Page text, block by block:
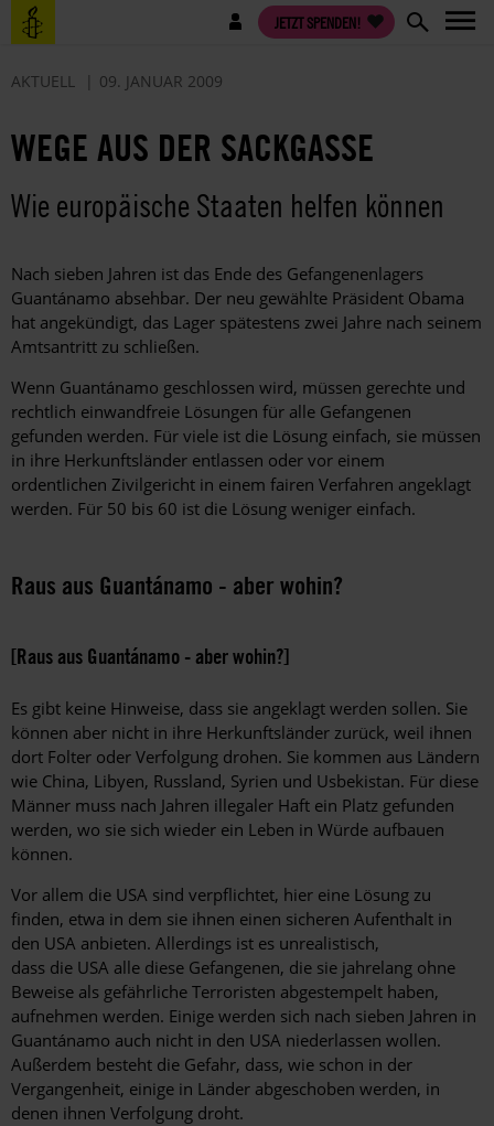
Direkt
zum
Benutzermenü JETZT SPENDEN!
AKTUELL 09. JANUAR 2009
WEGE AUS DER SACKGASSE
Wie europäische Staaten helfen können
Nach sieben Jahren ist das Ende des Gefangenenlagers
Guantánamo absehbar. Der neu gewählte Präsident Obama
hat angekündigt, das Lager spätestens zwei Jahre nach seinem
Amtsantritt zu schließen.
Wenn Guantánamo geschlossen wird, müssen gerechte und
rechtlich einwandfreie Lösungen für alle Gefangenen
gefunden werden. Für viele ist die Lösung einfach, sie müssen
in ihre Herkunftsländer entlassen oder vor einem
ordentlichen Zivilgericht in einem fairen Verfahren angeklagt
werden. Für 50 bis 60 ist die Lösung weniger einfach.
Raus aus Guantánamo - aber wohin?
[Raus aus Guantánamo - aber wohin?]
Es gibt keine Hinweise, dass sie angeklagt werden sollen. Sie
können aber nicht in ihre Herkunftsländer zurück, weil ihnen
dort Folter oder Verfolgung drohen. Sie kommen aus Ländern
wie China, Libyen, Russland, Syrien und Usbekistan. Für diese
Männer muss nach Jahren illegaler Haft ein Platz gefunden
werden, wo sie sich wieder ein Leben in Würde aufbauen
können.
Vor allem die USA sind verpflichtet, hier eine Lösung zu
finden, etwa in dem sie ihnen einen sicheren Aufenthalt in
den USA anbieten. Allerdings ist es unrealistisch,
dass die USA alle diese Gefangenen, die sie jahrelang ohne
Beweise als gefährliche Terroristen abgestempelt haben,
aufnehmen werden. Einige werden sich nach sieben Jahren in
Guantánamo auch nicht in den USA niederlassen wollen.
Außerdem besteht die Gefahr, dass, wie schon in der
Vergangenheit, einige in Länder abgeschoben werden, in
denen ihnen Verfolgung droht.